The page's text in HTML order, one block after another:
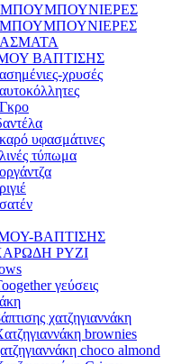
ΜΠΟΥΜΠΟΥΝΙΕΡΕΣ
ΜΠΟΥΜΠΟΥΝΙΕΡΕΣ
ΒΑΠΤΙΣΗΣ
χρυσές
υφασμάτινες
τύπωμα
ΒΑΠΤΙΣΗΣ
ΡΥΖΙ
γεύσεις
χατζηγιαννάκη
brownies
choco almond